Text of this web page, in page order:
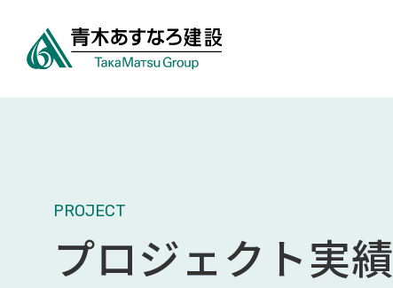
PROJECT
プロジェクト実績